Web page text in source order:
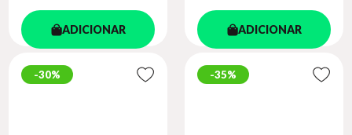
ADICIONAR ADICIONAR
30% 35%